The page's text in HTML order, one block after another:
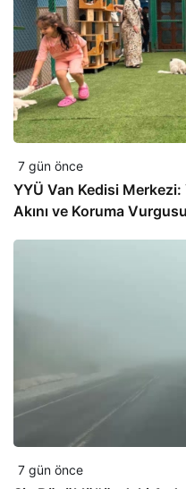
7 gün önce
YYÜ Van Kedisi
Akını ve Koruma Vurgusu
7 gün önce